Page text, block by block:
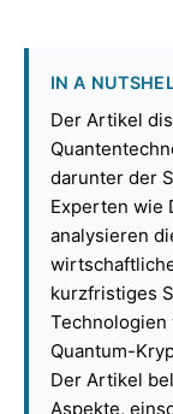
IN A
Der Artikel
darunter der
Experten wie
analysieren
kurzfristiges
Technologien
Quantum-
Der Artikel
Aspekte,